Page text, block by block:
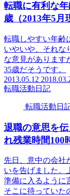
転職に有利な
歳（2013年5月
転職しやすい年齢
いやいや、それな
な意見があります
35歳だそうです。
2013.05.12
転職活動日記
転職活動日
退職の意思を
れ残業時間100
先日、意中の会社
いを告げました。
準備に入るように
そこに待っていた